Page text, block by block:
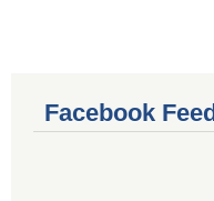
Facebook Feed